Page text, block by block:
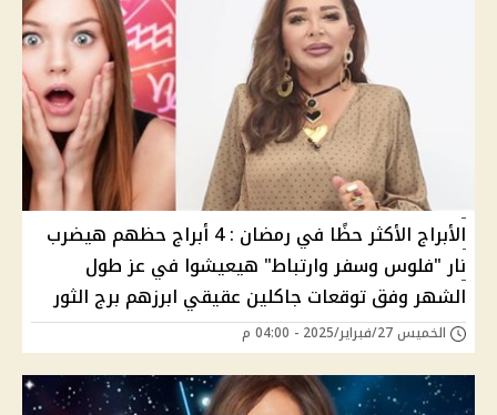
الأبراج الأكثر حظًا في رمضان : 4 أبراج حظهم هيضرب
نار "فلوس وسفر وارتباط" هيعيشوا في عز طول
الشهر وفق توقعات جاكلين عقيقي ابرزهم برج الثور
الخميس 27/فبراير/2025 - 04:00 م